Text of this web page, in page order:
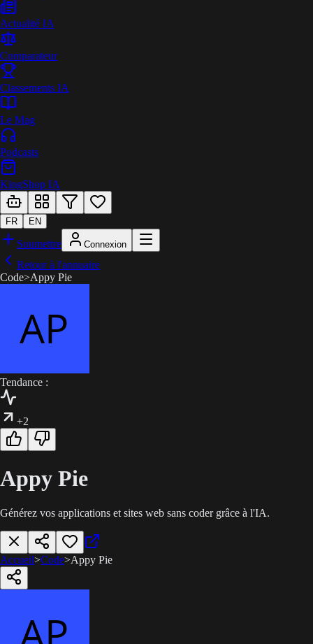
Actualité IA
Comparateur
Classements IA
Le Mag
Podcasts
KingShop IA
FR EN
Soumettre Connexion
Retour à l'annuaire
Code>Appy Pie
Tendance :
+2
Appy Pie
Générez vos applications et sites web sans coder grâce à l'IA.
Accueil>Code>Appy Pie